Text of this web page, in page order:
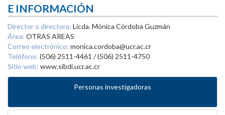
E INFORMACIÓN
Director o directora: Licda. Mónica Córdoba Guzmán
Área: OTRAS AREAS
Correo electrónico: monica.cordoba@ucr.ac.cr
Teléfono: (506) 2511-4461 / (506) 2511-4750
Sitio web: www.sibdi.ucr.ac.cr
Personas investigadoras